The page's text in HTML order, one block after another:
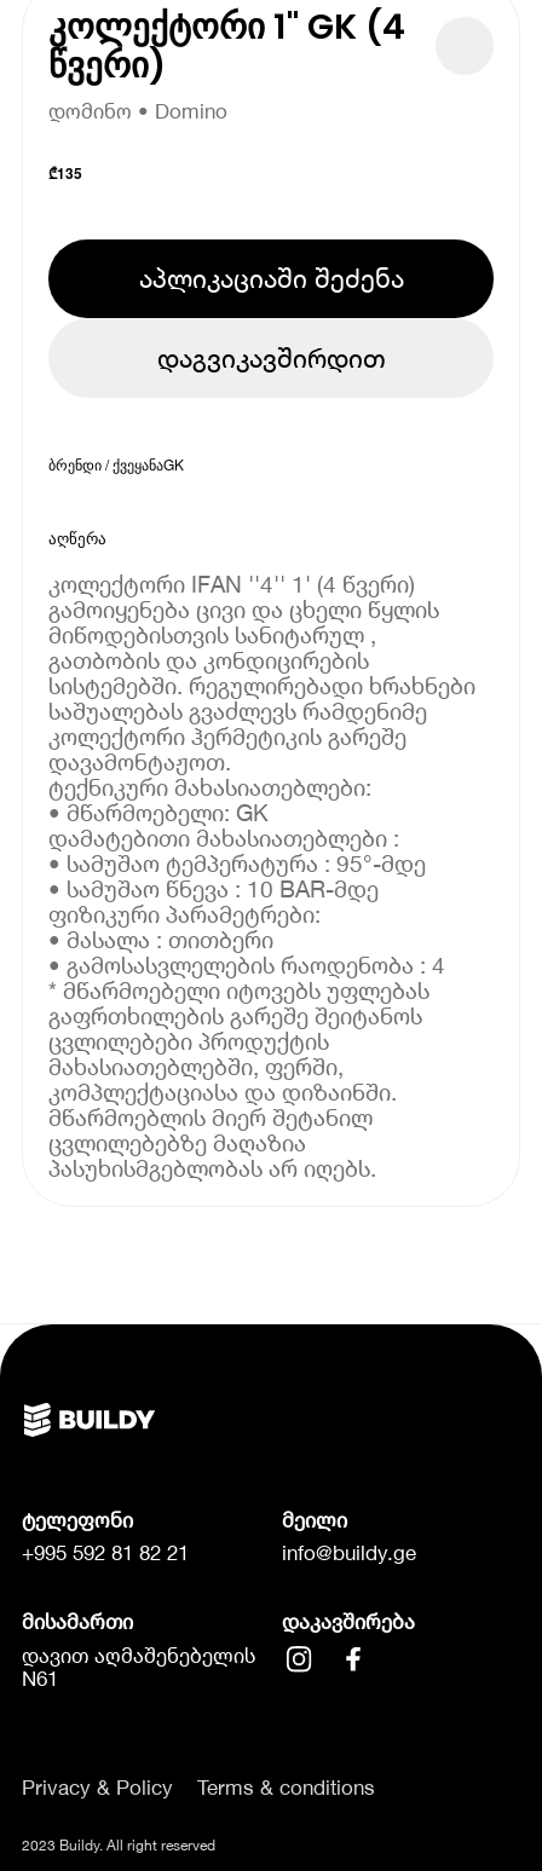
კოლექტორი 1" GK (4
წვერი)
დომინო • Domino
₾135
აპლიკაციაში შეძენა
დაგვიკავშირდით
ბრენდი / ქვეყანაGK
აღწერა
კოლექტორი IFAN ''4'' 1' (4 წვერი)
გამოიყენება ცივი და ცხელი წყლის
მიწოდებისთვის სანიტარულ ,
გათბობის და კონდიცირების
სისტემებში. რეგულირებადი ხრახნები
საშუალებას გვაძლევს რამდენიმე
კოლექტორი ჰერმეტიკის გარეშე
დავამონტაჟოთ.
ტექნიკური მახასიათებლები:
• მწარმოებელი: GK
დამატებითი მახასიათებლები :
• სამუშაო ტემპერატურა : 95°-მდე
• სამუშაო წნევა : 10 BAR-მდე
ფიზიკური პარამეტრები:
• მასალა : თითბერი
• გამოსასვლელების რაოდენობა : 4
* მწარმოებელი იტოვებს უფლებას
გაფრთხილების გარეშე შეიტანოს
ცვლილებები პროდუქტის
მახასიათებლებში, ფერში,
კომპლექტაციასა და დიზაინში.
მწარმოებლის მიერ შეტანილ
ცვლილებებზე მაღაზია
პასუხისმგებლობას არ იღებს.
ტელეფონი
+995 592 81 82 21
მეილი
info@buildy.ge
მისამართი
დავით აღმაშენებელის
N61
დაკავშირება
Privacy & Policy Terms & conditions
2023 Buildy. All right reserved